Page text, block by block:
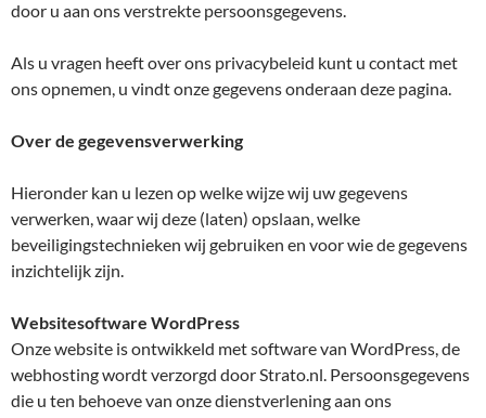
door u aan ons verstrekte persoonsgegevens.
Als u vragen heeft over ons privacybeleid kunt u contact met
ons opnemen, u vindt onze gegevens onderaan deze pagina.
Over de gegevensverwerking
Hieronder kan u lezen op welke wijze wij uw gegevens
verwerken, waar wij deze (laten) opslaan, welke
beveiligingstechnieken wij gebruiken en voor wie de gegevens
inzichtelijk zijn.
Websitesoftware WordPress
Onze website is ontwikkeld met software van WordPress, de
webhosting wordt verzorgd door Strato.nl. Persoonsgegevens
die u ten behoeve van onze dienstverlening aan ons